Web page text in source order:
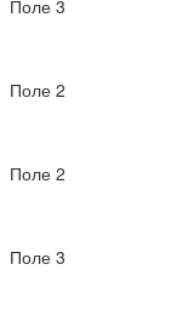
Поле 3
Поле 2
Поле 2
Поле 3